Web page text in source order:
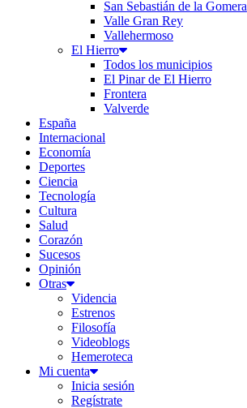
San Sebastián de la Gomera
Valle Gran Rey
Vallehermoso
El Hierro
Todos los municipios
El Pinar de El Hierro
Frontera
Valverde
España
Internacional
Economía
Deportes
Ciencia
Tecnología
Cultura
Salud
Corazón
Sucesos
Opinión
Otras
Videncia
Estrenos
Filosofía
Videoblogs
Hemeroteca
Mi cuenta
Inicia sesión
Regístrate